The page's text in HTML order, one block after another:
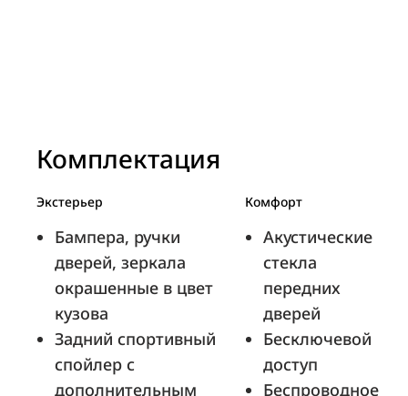
Комплектация
Экстерьер
Бампера, ручки
дверей, зеркала
окрашенные в цвет
кузова
Задний спортивный
спойлер с
дополнительным
Комфорт
Акустические
стекла
передних
дверей
Бесключевой
доступ
Беспроводное